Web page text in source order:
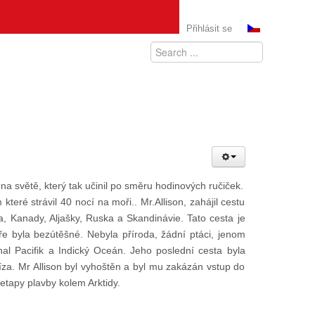
Přihlásit se
světě, který tak učinil po směru hodinových ručiček.
strávil 40 nocí na moři.. Mr.Allison, zahájil cestu
Aljašky, Ruska a Skandinávie. Tato cesta je
byla bezútěšné. Nebyla příroda, žádní ptáci, jenom
Pacifik a Indický Oceán. Jeho poslední cesta byla
Mr Allison byl vyhoštěn a byl mu zakázán vstup do
plavby kolem Arktidy.